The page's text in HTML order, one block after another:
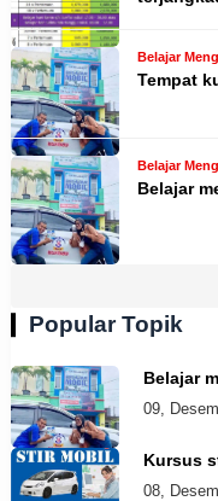
Belajar
Tempat
Belajar
Belajar
Popular Topik
Belajar
09,
Kursus
08,